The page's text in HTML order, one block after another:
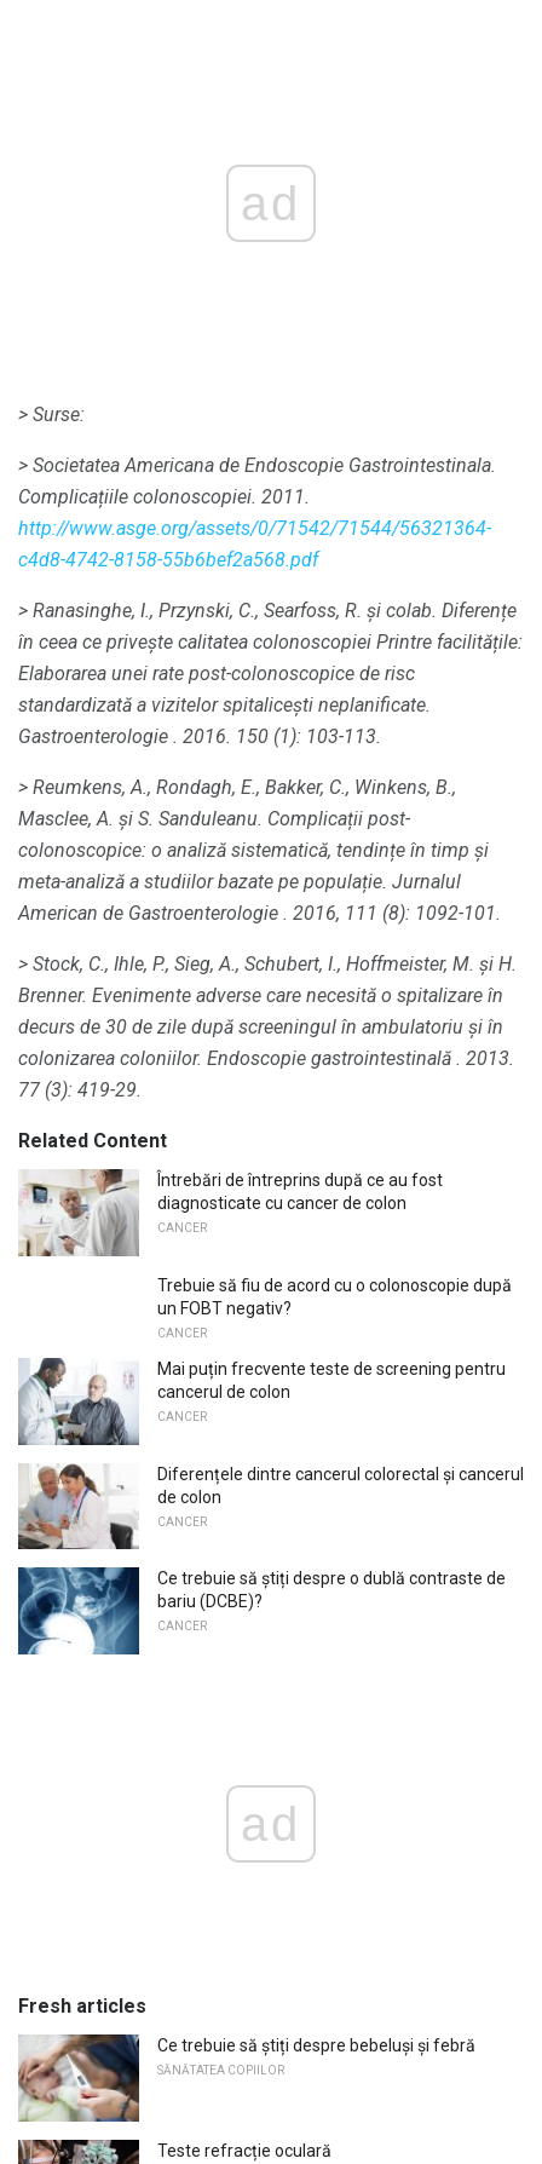
ad
> Surse:
> Societatea Americana de Endoscopie Gastrointestinala.
Complicațiile colonoscopiei. 2011.
http://www.asge.org/assets/0/71542/71544/56321364-
c4d8-4742-8158-55b6bef2a568.pdf
> Ranasinghe, I., Przynski, C., Searfoss, R. și colab. Diferențe
în ceea ce privește calitatea colonoscopiei Printre facilitățile:
Elaborarea unei rate post-colonoscopice de risc
standardizată a vizitelor spitalicești neplanificate.
Gastroenterologie . 2016. 150 (1): 103-113.
> Reumkens, A., Rondagh, E., Bakker, C., Winkens, B.,
Masclee, A. și S. Sanduleanu. Complicații post-
colonoscopice: o analiză sistematică, tendințe în timp și
meta-analiză a studiilor bazate pe populație. Jurnalul
American de Gastroenterologie . 2016, 111 (8): 1092-101.
> Stock, C., Ihle, P., Sieg, A., Schubert, I., Hoffmeister, M. și H.
Brenner. Evenimente adverse care necesită o spitalizare în
decurs de 30 de zile după screeningul în ambulatoriu și în
colonizarea coloniilor. Endoscopie gastrointestinală . 2013.
77 (3): 419-29.
Related Content
Întrebări de întreprins după ce au fost
diagnosticate cu cancer de colon
CANCER
Trebuie să fiu de acord cu o colonoscopie după
un FOBT negativ?
CANCER
Mai puțin frecvente teste de screening pentru
cancerul de colon
CANCER
Diferențele dintre cancerul colorectal și cancerul
de colon
CANCER
Ce trebuie să știți despre o dublă contraste de
bariu (DCBE)?
CANCER
ad
Fresh articles
Ce trebuie să știți despre bebeluși și febră
SĂNĂTATEA COPIILOR
Teste refracție oculară